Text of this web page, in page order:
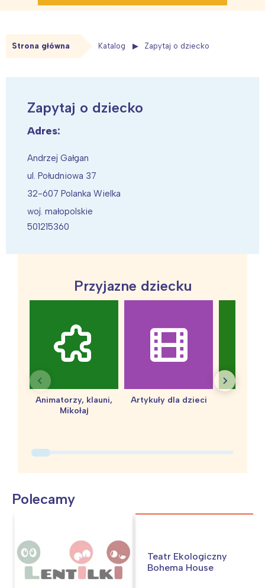
Strona główna Katalog Zapytaj o dziecko
Zapytaj o dziecko
Adres:
Andrzej Gałgan
ul. Południowa 37
32-607 Polanka Wielka
woj. małopolskie
501215360
Przyjazne dziecku
Animatorzy, klauni,
Mikołaj
Artykuły dla dzieci
Polecamy
Teatr Ekologiczny
Bohema House